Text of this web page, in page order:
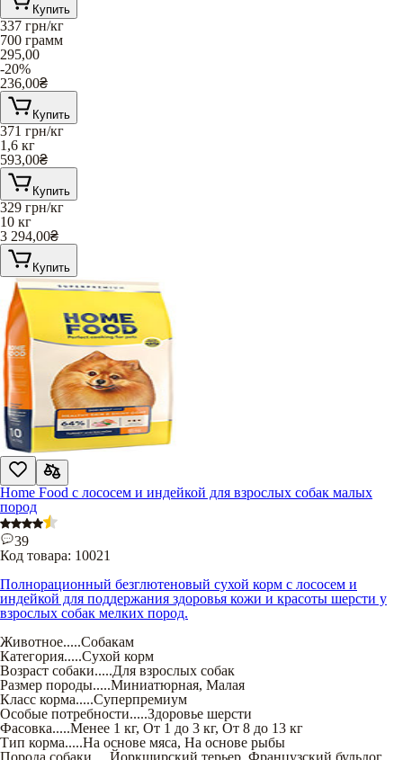
Купить
337 грн/кг
700 грамм
295,00
-20%
236,00₴
Купить
371 грн/кг
1,6 кг
593,00₴
Купить
329 грн/кг
10 кг
3 294,00₴
Купить
Home Food с лососем и индейкой для взрослых собак малых
пород
39
Код товара: 10021
Полнорационный безглютеновый сухой корм с лососем и
индейкой для поддержания здоровья кожи и красоты шерсти у
взрослых собак мелких пород.
Животное.....Собакам
Категория.....Сухой корм
Возраст собаки.....Для взрослых собак
Размер породы.....Миниатюрная, Малая
Класс корма.....Суперпремиум
Особые потребности.....Здоровье шерсти
Фасовка.....Менее 1 кг, От 1 до 3 кг, От 8 до 13 кг
Тип корма.....На основе мяса, На основе рыбы
Порода собаки
Йоркширский терьер Французский бульдог,